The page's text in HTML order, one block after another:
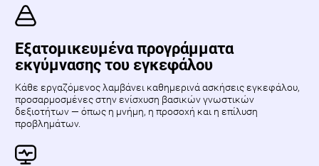
Εξατομικευμένα προγράμματα
εκγύμνασης του εγκεφάλου
Κάθε εργαζόμενος λαμβάνει καθημερινά ασκήσεις εγκεφάλου,
προσαρμοσμένες στην ενίσχυση βασικών γνωστικών
δεξιοτήτων — όπως η μνήμη, η προσοχή και η επίλυση
προβλημάτων.